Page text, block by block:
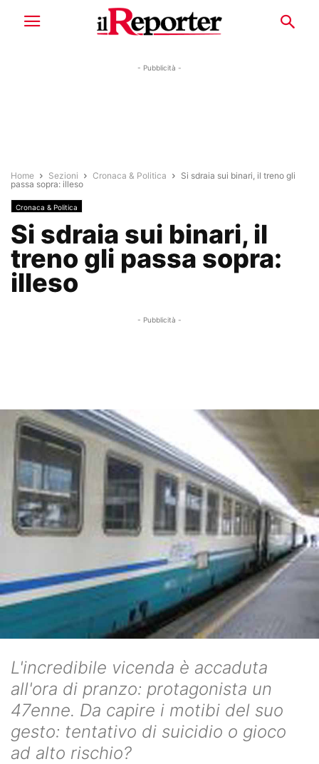
- Pubblicità -
Home Sezioni Cronaca & Politica
Si sdraia sui binari, il treno gli
passa sopra: illeso
Cronaca & Politica
Si sdraia sui binari, il
treno gli passa sopra:
illeso
- Pubblicità -
L'incredibile vicenda è accaduta
all'ora di pranzo: protagonista un
47enne. Da capire i motibi del suo
gesto: tentativo di suicidio o gioco
ad alto rischio?